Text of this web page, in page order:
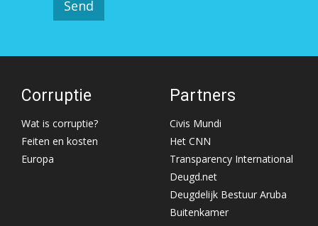
Corruptie
Wat is corruptie?
Feiten en kosten
Europa
Partners
Civis Mundi
Het CNN
Transparency International
Deugd.net
Deugdelijk Bestuur Aruba
Buitenkamer